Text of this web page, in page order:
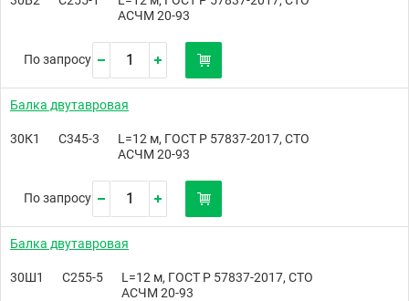
АСЧМ 20-93
По запросу
Балка двутавровая
30К1 С345-3
L=12 м, ГОСТ Р 57837-2017, СТО
АСЧМ 20-93
По запросу
Балка двутавровая
30Ш1 С255-5
L=12 м, ГОСТ Р 57837-2017, СТО
АСЧМ 20-93